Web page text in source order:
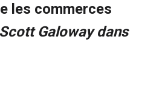
les commerces
Scott Galoway dans